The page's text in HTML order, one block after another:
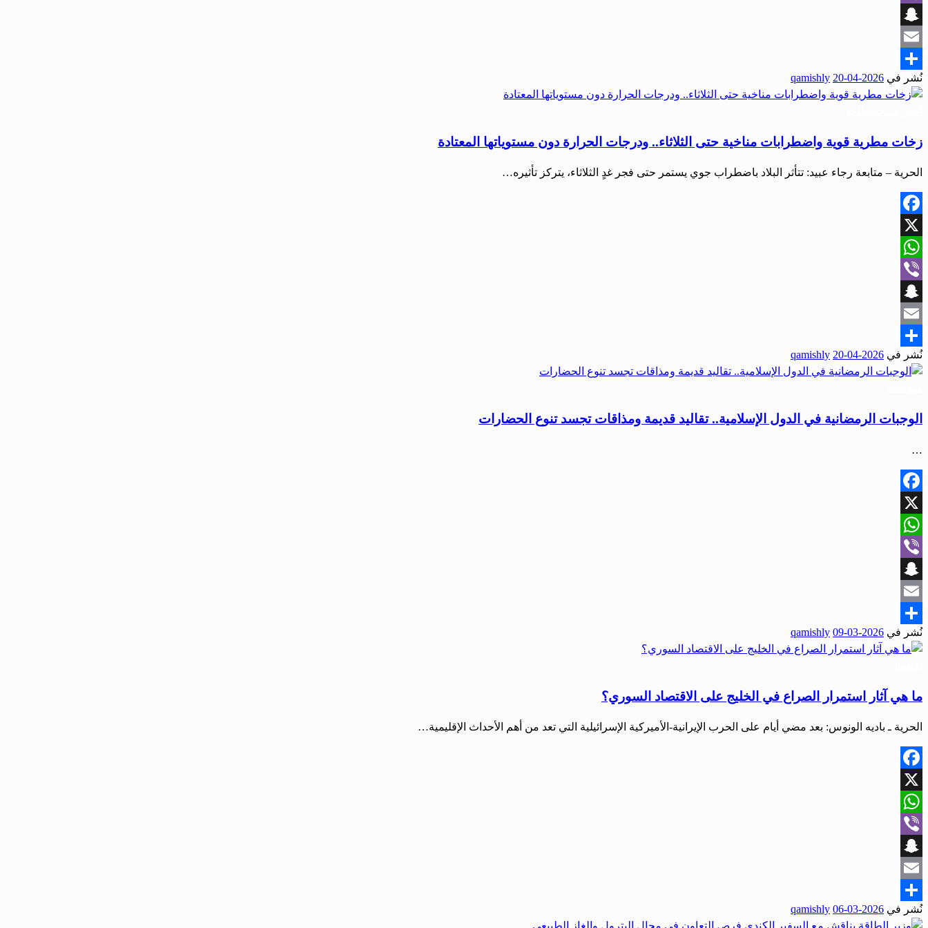
Viber
Snapchat
Email
Share
نُشر في 2026-04-20
qamishly
زخات مطرية قوية واضطرابات مناخية حتى الثلاثاء.. ودرجات الحرارة دون مستوياتها المعتادة
الحرية – متابعة رجاء عبيد: تتأثر البلاد باضطراب جوي يستمر حتى فجر غدٍ الثلاثاء، يتركز تأثيره…
Facebook
X
WhatsApp
Viber
Snapchat
Email
Share
نُشر في 2026-04-20
qamishly
الوجبات الرمضانية في الدول الإسلامية.. تقاليد قديمة ومذاقات تجسد تنوع الحضارات
…
Facebook
X
WhatsApp
Viber
Snapchat
Email
Share
نُشر في 2026-03-09
qamishly
ما هي آثار استمرار الصراع في الخليج على الاقتصاد السوري؟
الحرية ـ باديه الونوس: بعد مضي أيام على الحرب الإيرانية-الأميركية الإسرائيلية التي تعد من أهم الأحداث الإقليمية…
Facebook
X
WhatsApp
Viber
Snapchat
Email
Share
نُشر في 2026-03-06
qamishly